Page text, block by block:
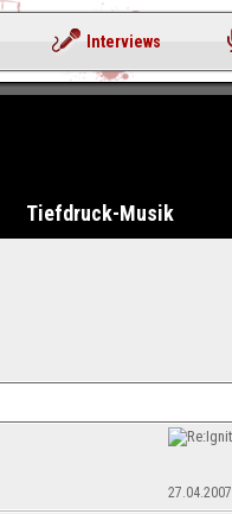
Tiefdruck-Musik
27.04.2007
Interviews